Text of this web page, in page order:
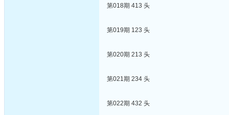
第018期 413 头
第019期 123 头
第020期 213 头
第021期 234 头
第022期 432 头